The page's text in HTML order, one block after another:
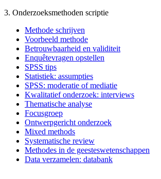
3. Onderzoeksmethoden scriptie
Methode schrijven
Voorbeeld methode
Betrouwbaarheid en validiteit
Enquêtevragen opstellen
SPSS tips
Statistiek: assumpties
SPSS: moderatie of mediatie
Kwalitatief onderzoek: interviews
Thematische analyse
Focusgroep
Ontwerpgericht onderzoek
Mixed methods
Systematische review
Methodes in de geesteswetenschappen
Data verzamelen: databank